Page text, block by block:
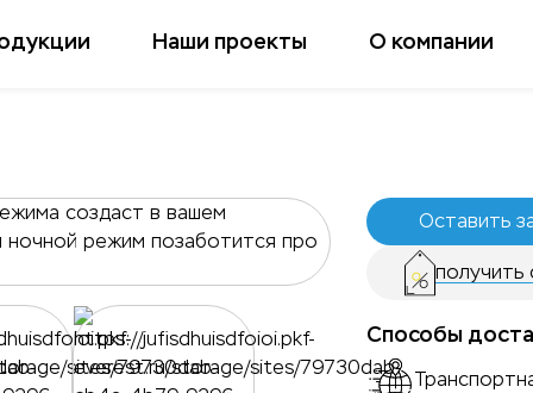
Наши проекты О компании
Оставить
получить
Способы